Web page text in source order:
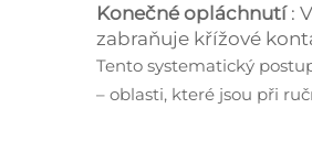
Konečné opláchnutí :
zabraňuje křížové
Tento systematický
– oblasti, které jsou při